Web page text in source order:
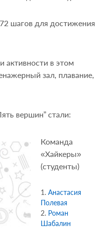
шагов для достижения
в этом
зал, плавание,
вершин” стали:
Команда
«Хайкеры»
(студенты)
Анастасия
Полевая
Роман
Шабалин